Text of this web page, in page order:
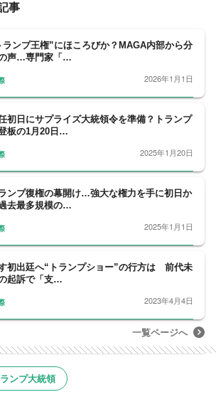
フジテレビ入社後には熊本地震を現地取材し
房長官担当を始め、首相官邸、自民党担当、
野党キャップなどを担当する。
記者歴は25年。2022年からワシントン支局
分析や、安全保障政策などをフィールドワー
事
ランプ王権”にほころびか？MAGA内部から分
声…専門家「…
2026年1月1日
初日にサプライズ大統領令を準備？トランプ
板の1月20日…
2025年1月20日
ンプ復権の幕開け…強大な権力を手に初日か
去最多規模の…
2025年1月1日
初出廷へ“トランプショー”の行方は 前代未
起訴で「支…
2023年4月4日
一覧ページへ
ランプ大統領